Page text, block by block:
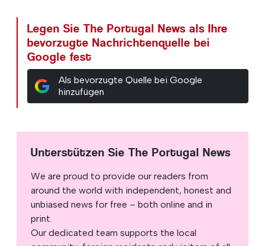
Legen Sie The Portugal News als Ihre
bevorzugte Nachrichtenquelle bei
Google fest
Als bevorzugte Quelle bei Google
hinzufügen
Unterstützen Sie The Portugal News
We are proud to provide our readers from
around the world with independent, honest and
unbiased news for free – both online and in
print.
Our dedicated team supports the local